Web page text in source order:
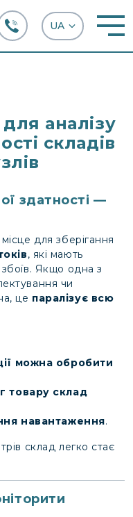
аналізу
складів
здатності —
для зберігання
, які мають
Якщо одна з
чи
це паралізує всю
можна обробити
товару склад
навантаження.
склад легко стає